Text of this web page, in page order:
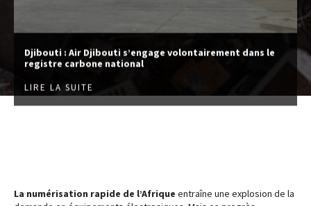
Djibouti : Air Djibouti s’engage volontairement dans le
registre carbone national
LIRE LA SUITE
La numérisation rapide de l’Afrique entraîne une explosion de la